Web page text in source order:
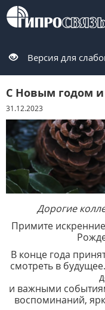
Версия для
С Новым годом
31.12.2023
Дорогие
Примите
В конце года
смотреть в
и важными
воспоминаний,